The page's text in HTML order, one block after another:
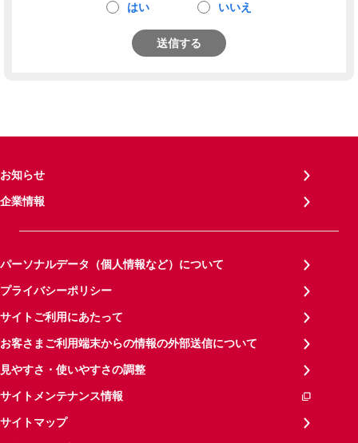
はい いいえ
送信する
お知らせ
企業情報
パーソナルデータ（個人情報など）について
プライバシーポリシー
サイトご利用にあたって
お客さまご利用端末からの情報の外部送信について
見やすさ・使いやすさの調整
サイトメンテナンス情報
サイトマップ